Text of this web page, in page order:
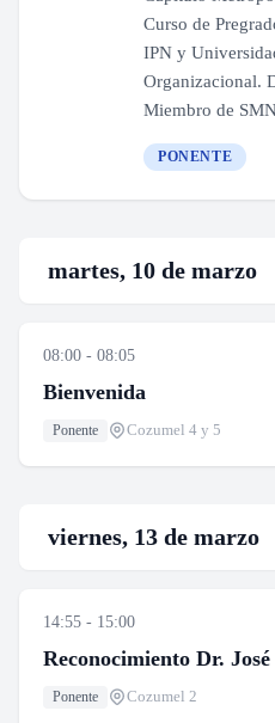
Curso de
IPN y
Organizacional.
Miembro de
PONENTE
martes, 10 de marzo
08:00 - 08:05
Bienvenida
Ponente Cozumel 4 y 5
viernes, 13 de marzo
14:55 - 15:00
Reconocimiento Dr.
Ponente Cozumel 2